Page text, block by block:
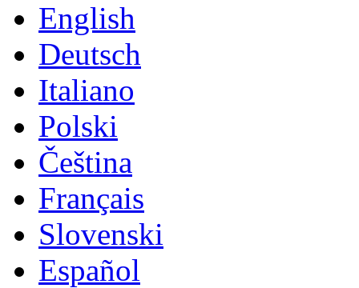
English
Deutsch
Italiano
Polski
Čeština
Français
Slovenski
Español